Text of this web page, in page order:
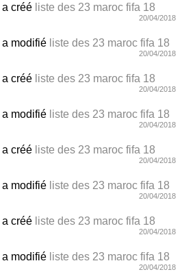
a créé liste des 23 maroc fifa 18
20/04/2018
a modifié liste des 23 maroc fifa 18
20/04/2018
a créé liste des 23 maroc fifa 18
20/04/2018
a modifié liste des 23 maroc fifa 18
20/04/2018
a créé liste des 23 maroc fifa 18
20/04/2018
a modifié liste des 23 maroc fifa 18
20/04/2018
a créé liste des 23 maroc fifa 18
20/04/2018
a modifié liste des 23 maroc fifa 18
20/04/2018